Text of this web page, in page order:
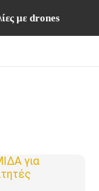
με drones